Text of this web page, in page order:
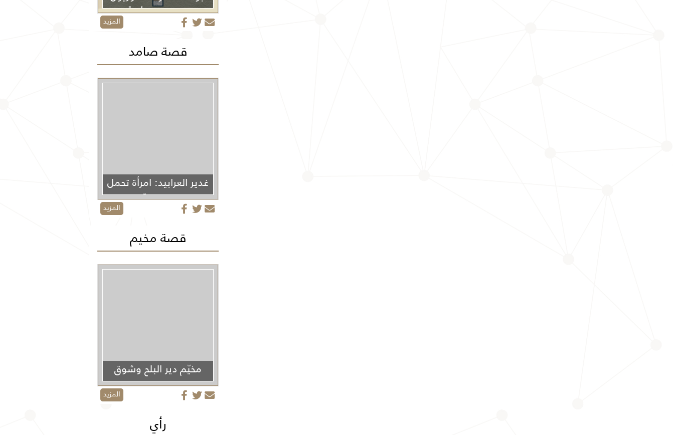
لا يموتون أبداً
المزيد
قصة صامد
غدير العرابيد: امرأة تحمل
غزة في كفّيها
المزيد
قصة مخيم
مخيّم دير البلح وشوق
الأولاد
المزيد
رأي